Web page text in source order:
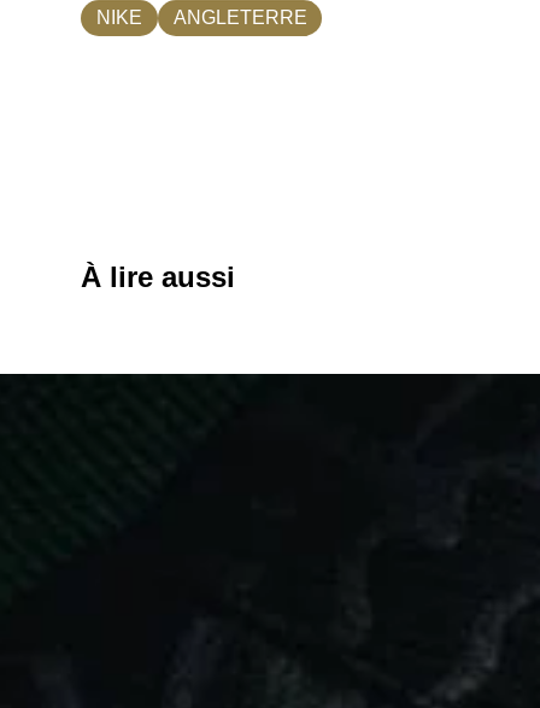
NIKE
ANGLETERRE
À lire aussi